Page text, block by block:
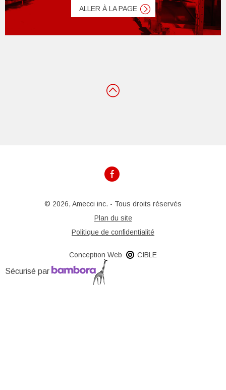
ALLER À LA PAGE
© 2026, Amecci inc. - Tous droits réservés
Plan du site
Politique de confidentialité
Conception Web CIBLE
Sécurisé par